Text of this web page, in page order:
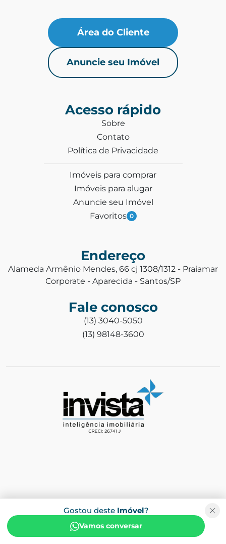
Gostou deste Imóvel?
Vamos conversar
Área do Cliente
Anuncie seu Imóvel
Acesso rápido
Sobre
Contato
Política de Privacidade
Imóveis para comprar
Imóveis para alugar
Anuncie seu Imóvel
Favoritos 0
Endereço
Alameda Armênio Mendes, 66 cj 1308/1312 - Praiamar
Corporate - Aparecida - Santos/SP
Fale conosco
(13) 3040-5050
(13) 98148-3600